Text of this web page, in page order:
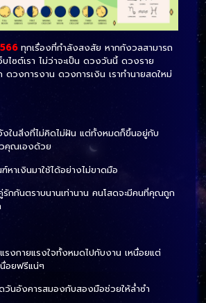
ทุกเรื่องที่กำลังสงสัย หากกังวลสามารถ
ไซต์เรา ไม่ว่าจะเป็น ดวงวันนี้ ดวงราย
วงการงาน ดวงการเงิน เราทำนายสดใหม่
ในสิ่งที่ไม่คิดไม่ฝัน แต่ทั้งหมดก็ขึ้นอยู่กับ
คุณเองด้วย
าเงินมาใช้ได้อย่างไม่ขาดมือ
กกันตราบนานเท่านาน คนโสดจะมีคนที่คุณถูก
รงกายแรงใจทั้งหมดไปกับงาน เหนื่อยแต่
อยฟรีแน่ๆ
วันอังคารสมองกับสองมือช่วยให้ล่ำซำ